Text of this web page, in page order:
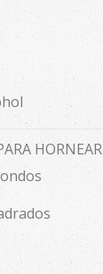
HORNEAR